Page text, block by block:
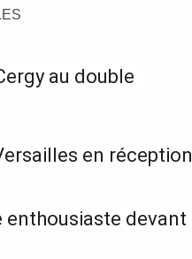
au double
en
enthousiaste devant